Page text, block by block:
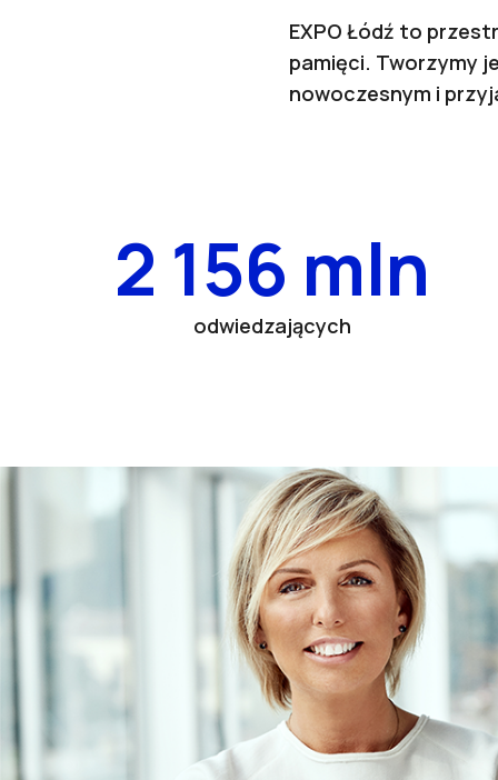
EXPO Łódź to
pamięci. Tworzymy
nowoczesnym i
2 156 mln
odwiedzających